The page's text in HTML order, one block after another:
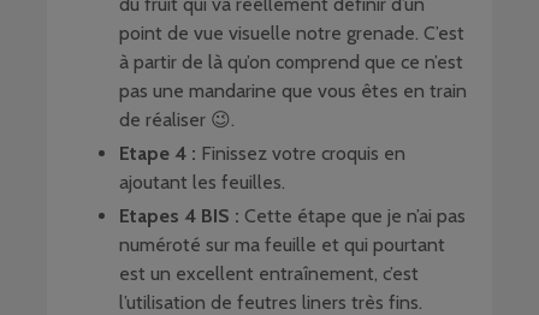
point de vue visuelle notre grenade. C’est
à partir de là qu’on comprend que ce n’est
pas une mandarine que vous êtes en train
de réaliser 😉.
Etape 4 : Finissez votre croquis en
ajoutant les feuilles.
Etapes 4 BIS : Cette étape que je n’ai pas
numéroté sur ma feuille et qui pourtant
est un excellent entraînement, c’est
l’utilisation de feutres liners très fins.